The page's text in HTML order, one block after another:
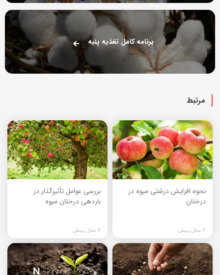
برنامه کامل تغذیه پنبه
مرتبط
نحوه افزایش درشتی میوه در
درختان
2 سال پیش
بررسی عوامل تأثیرگذار در
باردهی درختان میوه
2 سال پیش